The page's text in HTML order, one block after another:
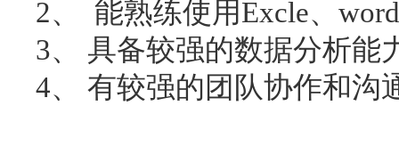
2、 能熟练使用Excle、
3、 具备较强的数据分析能
4、 有较强的团队协作和沟